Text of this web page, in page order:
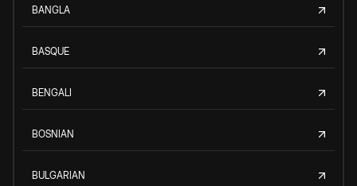
BANGLA
BASQUE
BENGALI
BOSNIAN
BULGARIAN